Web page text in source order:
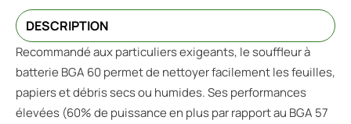
DESCRIPTION
Recommandé aux particuliers exigeants, le souffleur à
batterie BGA 60 permet de nettoyer facilement les feuilles,
papiers et débris secs ou humides. Ses performances
élevées (60% de puissance en plus par rapport au BGA 57